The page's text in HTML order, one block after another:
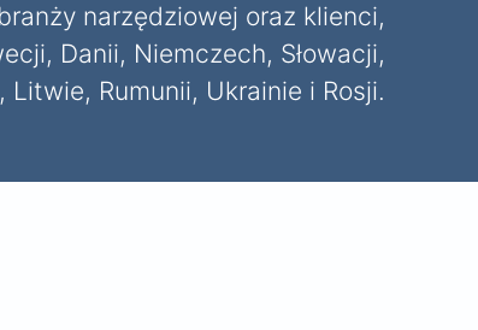
narzędziowej oraz klienci,
Danii, Niemczech, Słowacji,
Litwie, Rumunii, Ukrainie i Rosji.